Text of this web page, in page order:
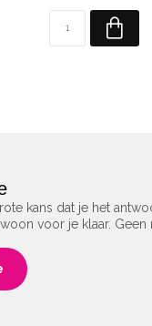
kans dat je het
voor je klaar.